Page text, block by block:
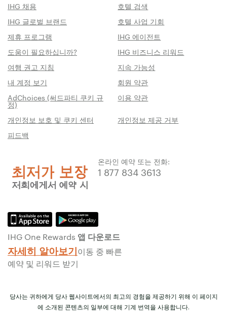
IHG 채용
호텔 검색
IHG 글로벌 브랜드
호텔 사업 기회
제휴 프로그램
IHG 에이전트
도움이 필요하십니까?
IHG 비즈니스 리워드
여행 권고 지침
지속 가능성
내 계정 보기
회원 약관
AdChoices (써드파티 쿠키 규
정)
이용 약관
개인정보 보호 및 쿠키 센터
개인정보 제공 거부
피드백
온라인 예약 또는 전화:
1 877 834 3613
IHG One Rewards 앱 다운로드
자세히 알아보기이동 중 빠른
예약 및 리워드 받기
당사는 귀하에게 당사 웹사이트에서의 최고의 경험을 제공하기 위해 이 페이지
에 소개된 콘텐츠의 일부에 대해 기계 번역을 사용합니다.